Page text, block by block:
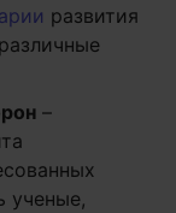
развития
–
ученые,